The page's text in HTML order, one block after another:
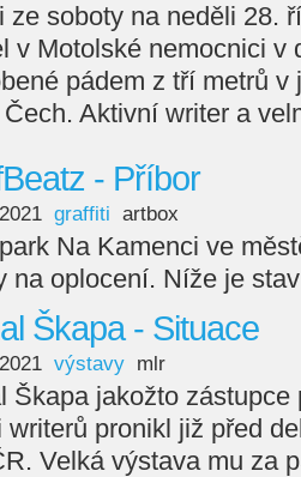
ze soboty na neděli 28.
v Motolské nemocnici v
pádem z tří metrů v
Aktivní writer a
- Příbor
graffiti artbox
Na Kamenci ve
na oplocení. Níže je
Škapa - Situace
výstavy mlr
Škapa jakožto
writerů pronikl již před
Velká výstava mu za